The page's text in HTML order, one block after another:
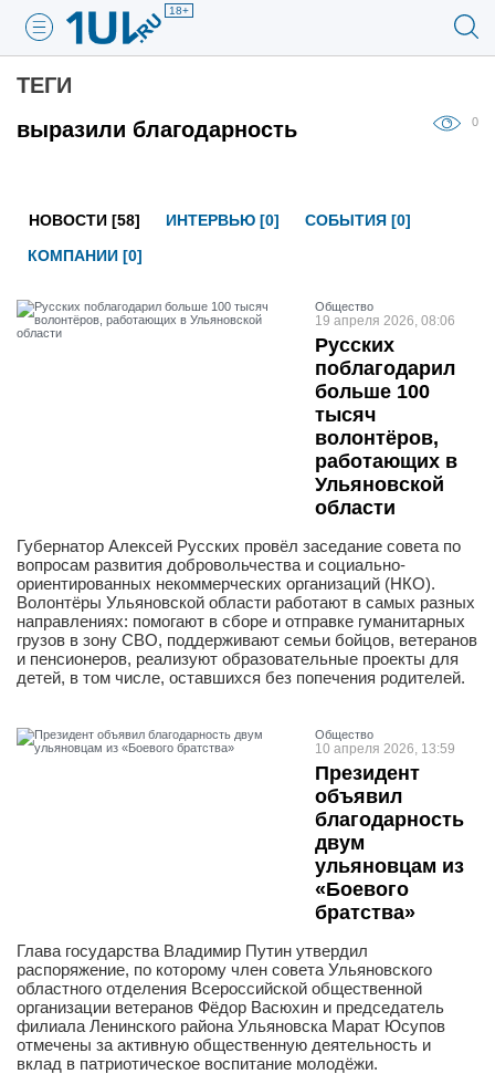
18+
ТЕГИ
выразили благодарность
0
НОВОСТИ [58] ИНТЕРВЬЮ [0]
СОБЫТИЯ [0]
КОМПАНИИ [0]
Общество
19 апреля 2026, 08:06
Русских
поблагодарил
больше 100
тысяч
волонтёров,
работающих в
Ульяновской
области
Губернатор Алексей Русских провёл заседание совета по
вопросам развития добровольчества и социально-
ориентированных некоммерческих организаций (НКО).
Волонтёры Ульяновской области работают в самых разных
направлениях: помогают в сборе и отправке гуманитарных
грузов в зону СВО, поддерживают семьи бойцов, ветеранов
и пенсионеров, реализуют образовательные проекты для
детей, в том числе, оставшихся без попечения родителей.
Общество
10 апреля 2026, 13:59
Президент
объявил
благодарность
двум
ульяновцам из
«Боевого
братства»
Глава государства Владимир Путин утвердил
распоряжение, по которому член совета Ульяновского
областного отделения Всероссийской общественной
организации ветеранов Фёдор Васюхин и председатель
филиала Ленинского района Ульяновска Марат Юсупов
отмечены за активную общественную деятельность и
вклад в патриотическое воспитание молодёжи.